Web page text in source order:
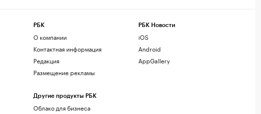
РБК
О компании
Контактная информация
Редакция
Размещение рекламы
Другие продукты РБК
Облако для бизнеса
РБК Новости
iOS
Android
AppGallery